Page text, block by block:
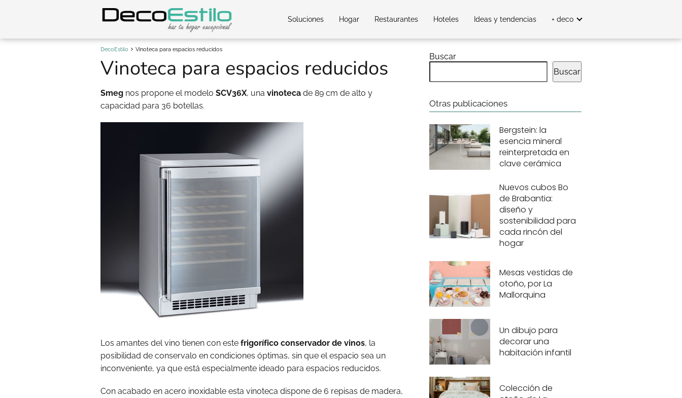
Soluciones Hogar Restaurantes Hoteles Ideas y tendencias + deco
DecoEstilo Vinoteca para espacios reducidos
Vinoteca para espacios reducidos
Smeg nos propone el modelo SCV36X, una vinoteca de 89 cm de alto y
capacidad para 36 botellas.
Los amantes del vino tienen con este frigorífico conservador de vinos, la
posibilidad de conservalo en condiciones óptimas, sin que el espacio sea un
inconveniente, ya que está especialmente ideado para espacios reducidos.
Con acabado en acero inoxidable esta vinoteca dispone de 6 repisas de madera,
Buscar
Buscar
Otras publicaciones
Bergstein: la
esencia mineral
reinterpretada en
clave cerámica
Nuevos cubos Bo
de Brabantia:
diseño y
sostenibilidad para
cada rincón del
hogar
Mesas vestidas de
otoño, por La
Mallorquina
Un dibujo para
decorar una
habitación infantil
Colección de